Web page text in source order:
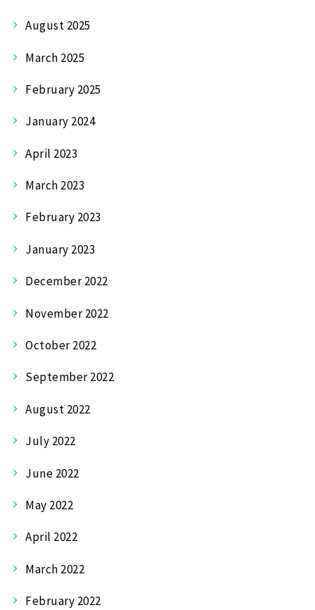
August 2025
March 2025
February 2025
January 2024
April 2023
March 2023
February 2023
January 2023
December 2022
November 2022
October 2022
September 2022
August 2022
July 2022
June 2022
May 2022
April 2022
March 2022
February 2022